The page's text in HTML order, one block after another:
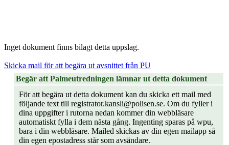
Inget dokument finns bilagt detta uppslag.
Skicka mail för att begära ut avsnittet från PU
Begär att Palmeutredningen lämnar ut detta dokument
För att begära ut detta dokument kan du skicka ett mail med
följande text till registrator.kansli@polisen.se. Om du fyller i
dina uppgifter i rutorna nedan kommer din webbläsare
automatiskt fylla i dem nästa gång. Ingenting sparas på wpu,
bara i din webbläsare. Mailed skickas av din egen mailapp så
din egen epostadress står som avsändare.